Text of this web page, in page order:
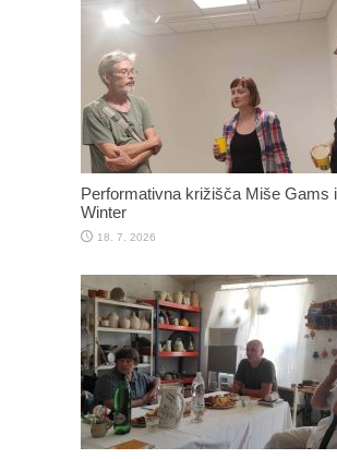
Performativna križišča Miše Gams
Winter
18. 7. 2026